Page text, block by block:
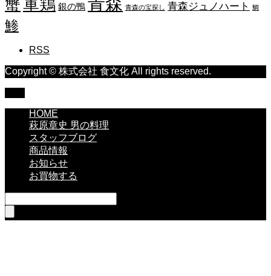
蟹軍鶏 銀の鴨 青森の宝探し 青森ジュノハート 鯛
鯵
RSS
Copyright © 株式会社 食文化 All rights reserved.
HOME
萩原章史 男の料理
スタッフブログ
商品情報
お知らせ
お買物する